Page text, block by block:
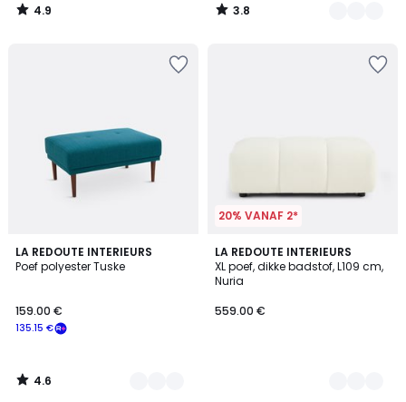
4.9
/
3.8
/
LA REDOUTE INTERIEURS
Poef polyester Tuske
135.15 €
159.00 €
4.6
/ 5
3
Kleuren
4.6
/
20% VANAF 2*
LA REDOUTE INTERIEURS
XL poef, dikke badstof, L109 cm,
Nuria
559.00 €
4
Kleuren